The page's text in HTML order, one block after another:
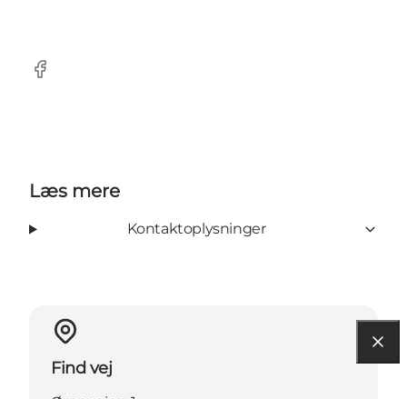
Facebook
Læs mere
Kontaktoplysninger
Find vej